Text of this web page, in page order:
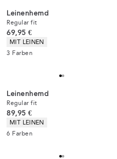
Leinenhemd
Regular fit
Preis
69,95 €
Produkteigenschaften
MIT LEINEN
3 Farben
Leinenhemd
Regular fit
Preis
89,95 €
Produkteigenschaften
MIT LEINEN
6 Farben